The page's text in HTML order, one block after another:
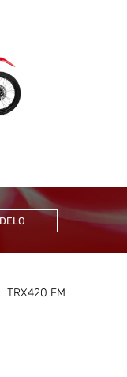
TRX420 FM